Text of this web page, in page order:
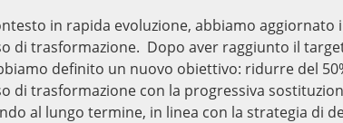
in rapida evoluzione, abbiamo
di trasformazione. Dopo aver raggiunto il
definito un nuovo obiettivo: ridurre del
di trasformazione con la progressiva
al lungo termine, in linea con la strategia di